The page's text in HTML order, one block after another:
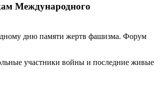
Международного
дню памяти жертв фашизма. Форум
участники войны и последние живые